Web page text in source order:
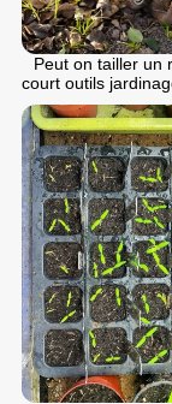
Peut on tailler un
court outils